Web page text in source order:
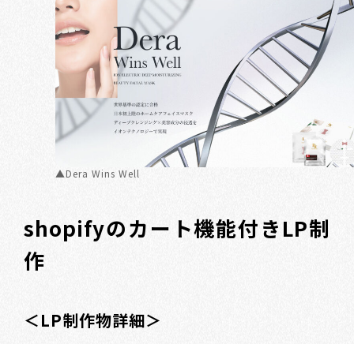
▲Dera Wins Well
shopifyのカート機能付きLP制
作
＜LP制作物詳細＞